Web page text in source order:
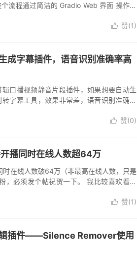
流程通过简洁的 Gradio Web 界面 操作，
 赞(1)
成字幕插件，语音识别准确率高
口播视频静音片段插件，如果想要自动生
字幕工具，效果非常差，语音识别准确率
 赞(0)
播同时在线人数超64万
在线人数破64万（非最高在线人数，只是
，必须发个帖祝贺一下。 我比较喜欢看动
 赞(1)
插件——Silence Remover使用